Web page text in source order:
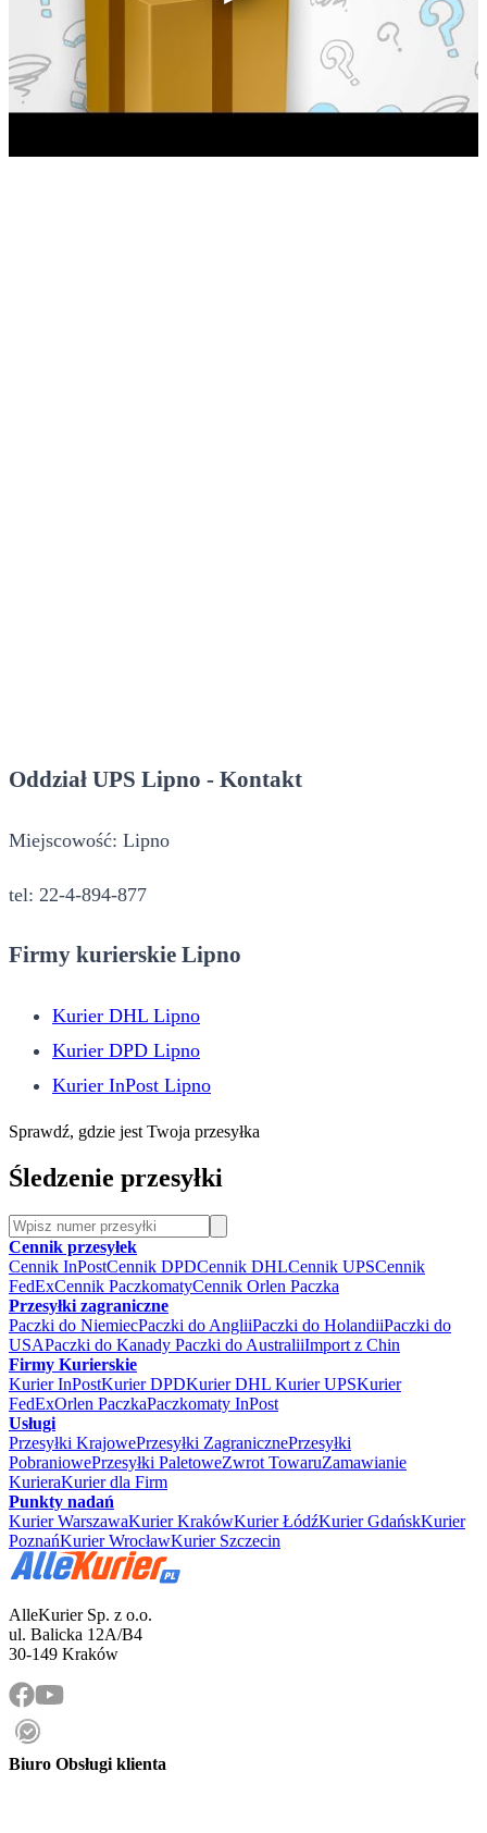
Oddział UPS Lipno - Kontakt
Miejscowość: Lipno
tel: 22-4-894-877
Firmy kurierskie Lipno
Kurier DHL Lipno
Kurier DPD Lipno
Kurier InPost Lipno
Sprawdź, gdzie jest Twoja przesyłka
Śledzenie przesyłki
Cennik przesyłek
Cennik InPostCennik DPDCennik DHLCennik UPSCennik
FedExCennik PaczkomatyCennik Orlen Paczka
Przesyłki zagraniczne
Paczki do NiemiecPaczki do AngliiPaczki do HolandiiPaczki do
USAPaczki do Kanady Paczki do AustraliiImport z Chin
Firmy Kurierskie
Kurier InPostKurier DPDKurier DHL Kurier UPSKurier
FedExOrlen PaczkaPaczkomaty InPost
Usługi
Przesyłki KrajowePrzesyłki ZagranicznePrzesyłki
PobraniowePrzesyłki PaletoweZwrot TowaruZamawianie
KurieraKurier dla Firm
Punkty nadań
Kurier WarszawaKurier KrakówKurier ŁódźKurier GdańskKurier
PoznańKurier WrocławKurier Szczecin
AlleKurier Sp. z o.o.
ul. Balicka 12A/B4
30-149 Kraków
Biuro Obsługi klienta